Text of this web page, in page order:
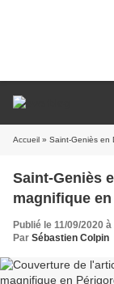
Accueil » Saint-Geniès en
Saint-Geniès
magnifique
Publié le 11/09/2020
Par Sébastien Colpin